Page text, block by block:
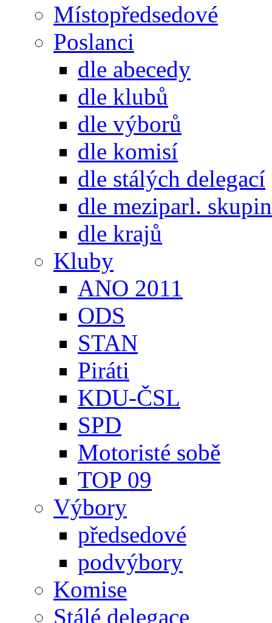
Místopředsedové
Poslanci
dle abecedy
dle klubů
dle výborů
dle komisí
dle stálých delegací
dle meziparl. skupin
dle krajů
Kluby
ANO 2011
ODS
STAN
Piráti
KDU-ČSL
SPD
Motoristé sobě
TOP 09
Výbory
předsedové
podvýbory
Komise
Stálé delegace